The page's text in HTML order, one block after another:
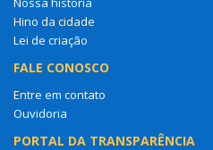
Hino da cidade
Lei de criação
FALE CONOSCO
Entre em contato
Ouvidoria
PORTAL DA TRANSPARÊNCIA